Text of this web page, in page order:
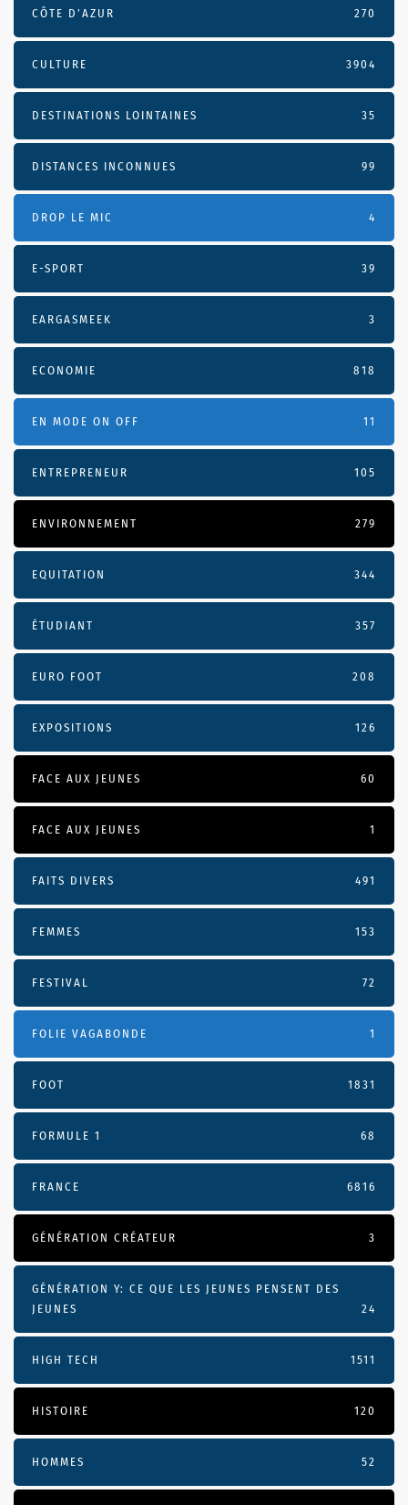
CÔTE D’AZUR 270
CULTURE 3904
DESTINATIONS LOINTAINES 35
DISTANCES INCONNUES 99
DROP LE MIC 4
E-SPORT 39
EARGASMEEK 3
ECONOMIE 818
EN MODE ON OFF 11
ENTREPRENEUR 105
ENVIRONNEMENT 279
EQUITATION 344
ÉTUDIANT 357
EURO FOOT 208
EXPOSITIONS 126
FACE AUX JEUNES 60
FACE AUX JEUNES 1
FAITS DIVERS 491
FEMMES 153
FESTIVAL 72
FOLIE VAGABONDE 1
FOOT 1831
FORMULE 1 68
FRANCE 6816
GÉNÉRATION CRÉATEUR 3
GÉNÉRATION Y: CE QUE LES JEUNES PENSENT DES
JEUNES
24
HIGH TECH 1511
HISTOIRE 120
HOMMES 52